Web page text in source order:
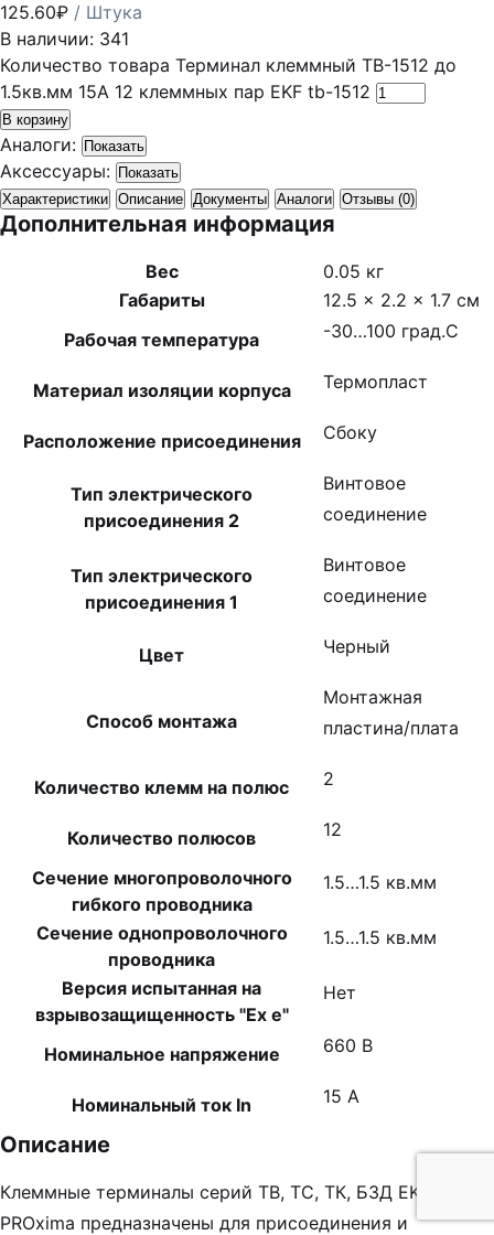
125.60₽ / Штука
В наличии: 341
Количество товара Терминал клеммный TB-1512 до
1.5кв.мм 15А 12 клеммных пар EKF tb-1512
В корзину
Аналоги: Показать
Аксессуары: Показать
Характеристики Описание Документы Аналоги Отзывы (0)
Дополнительная информация
Вес
0.05 кг
Габариты
12.5 × 2.2 × 1.7 см
Рабочая температура
-30…100 град.C
Материал изоляции корпуса Термопласт
Расположение присоединения Сбоку
Тип электрического
присоединения 2
Винтовое
соединение
Тип электрического
присоединения 1
Винтовое
соединение
Цвет Черный
Способ монтажа
Монтажная
пластина/плата
Количество клемм на полюс 2
Количество полюсов 12
Сечение многопроволочного
гибкого проводника
1.5…1.5 кв.мм
Сечение однопроволочного
проводника
1.5…1.5 кв.мм
Версия испытанная на
взрывозащищенность "Ex е"
Нет
Номинальное напряжение 660 В
Номинальный ток In 15 А
Описание
Клеммные терминалы серий ТВ, ТС, ТК, БЗД EKF
PROxima предназначены для присоединения и